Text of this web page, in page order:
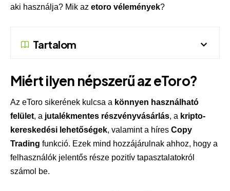
aki használja? Mik az etoro vélemények?
Tartalom
Miért ilyen népszerű azeToro?
Az eToro sikerének kulcsa a könnyen használható
felület, a jutalékmentes részvényvásárlás, a kripto-
kereskedési lehetőségek, valamint a híres Copy
Trading funkció. Ezek mind hozzájárulnak ahhoz, hogy a
felhasználók jelentős része pozitív tapasztalatokról
számol be.